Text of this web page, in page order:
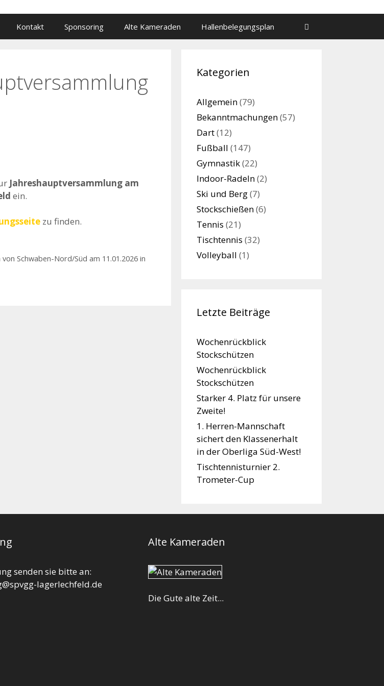
Kontakt Sponsoring Alte Kameraden Hallenbelegungsplan
Jahreshauptversammlung am
ein.
zu finden.
Schwaben-Nord/Süd am 11.01.2026 in
Kategorien
Allgemein(79)
Bekanntmachungen(57)
Dart(12)
Fußball (147)
Gymnastik(22)
Indoor-Radeln(2)
Ski und Berg(7)
Stockschießen(6)
Tennis (21)
Tischtennis (32)
Volleyball (1)
Letzte Beiträge
Wochenrückblick
Stockschützen
Wochenrückblick
Stockschützen
Starker 4. Platz für unsere
Zweite!
1. Herren-Mannschaft
sichert den Klassenerhalt
in der Oberliga Süd-West!
Tischtennisturnier 2.
Trometer-Cup
senden sie bitte an:
lagerlechfeld.de
Alte Kameraden
Die Gute alte Zeit...